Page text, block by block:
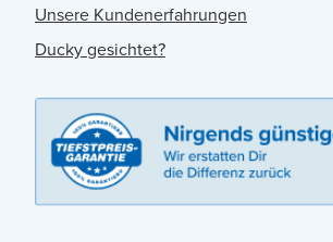
Unsere Kundenerfahrungen
Ducky gesichtet?